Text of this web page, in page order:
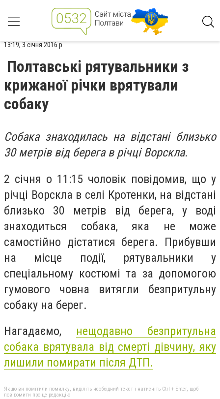
13:19, 3 січня 2016 р.
Полтавські рятувальники з
крижаної річки врятували
собаку
Собака знаходилась на відстані близько
30 метрів від берега в річці Ворскла.
2 січня о 11:15 чоловік повідомив, що у
річці Ворскла в селі Кротенки, на відстані
близько 30 метрів від берега, у воді
знаходиться собака, яка не може
самостійно дістатися берега. Прибувши
на місце події, рятувальники у
спеціальному костюмі та за допомогою
гумового човна витягли безпритульну
собаку на берег.
Нагадаємо, нещодавно безпритульна
собака врятувала від смерті дівчину, яку
лишили помирати після ДТП.
Якщо ви помітили помилку, виділіть необхідний текст і натисніть Ctrl + Enter, щоб
повідомити про це редакцію